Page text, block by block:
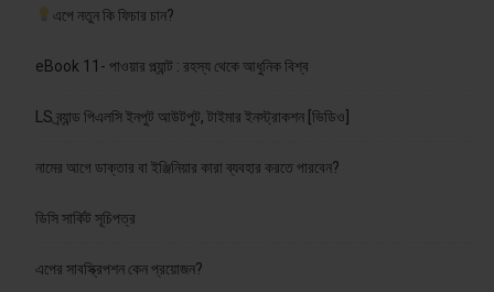
এপে নতুন কি ফিচার চান?
eBook 11- পাওয়ার প্ল্যান্ট : রহস্য থেকে আধুনিক বিশ্ব
LS ব্র্যান্ড পিএলসি ইনপুট আউটপুট, টাইমার ইনস্ট্রাকশন [ভিডিও]
নামের আগে ডাক্তার বা ইঞ্জিনিয়ার কারা ব্যবহার করতে পারবেন?
ডিসি সার্কিট সূচিপত্র
এপের সাবস্ক্রিপশন কেন প্রয়োজন?